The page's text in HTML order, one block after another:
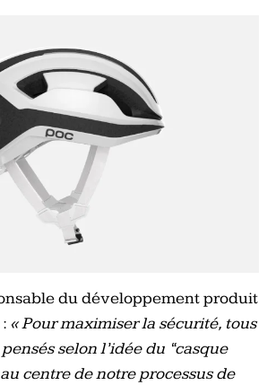
du développement produit
« Pour maximiser la sécurité, tous
selon l’idée du “casque
centre de notre processus de